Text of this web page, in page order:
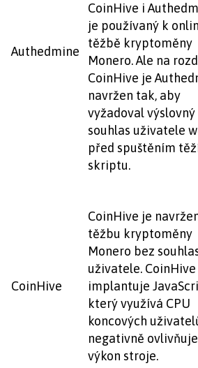
Authedmine
CoinHive i
je používaný k
těžbě kryptoměny
Monero. Ale na
CoinHive je
navržen tak, aby
vyžadoval výslovný
souhlas uživatele
před spuštěním
skriptu.
CoinHive
CoinHive je
těžbu kryptoměny
Monero bez
uživatele. CoinHive
implantuje
který využívá CPU
koncových
negativně ovlivňuje
výkon stroje.